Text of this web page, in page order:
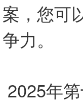
案，您可
争力。
2025年